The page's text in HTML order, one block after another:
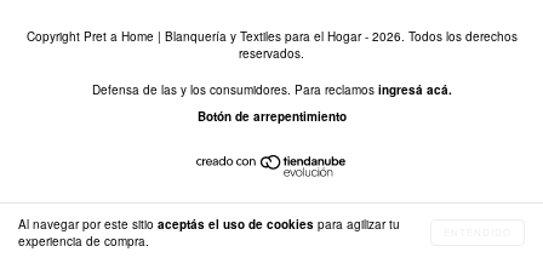
Al navegar por este sitio aceptás el uso de cookies para agilizar tu
experiencia de compra.
Copyright Pret a Home | Blanquería y Textiles para el Hogar - 2026. Todos los derechos
reservados.
Defensa de las y los consumidores. Para reclamos ingresá acá.
Botón de arrepentimiento